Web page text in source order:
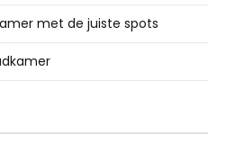
met de juiste spots